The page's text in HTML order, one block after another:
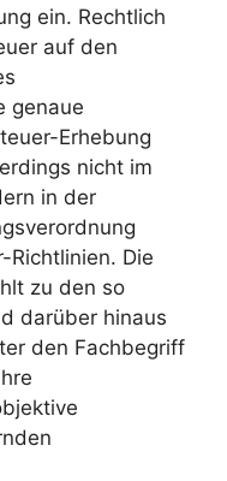
ein. Rechtlich
auf den
genaue
Erhebung
nicht im
in der
Richtlinien. Die
zu den so
darüber hinaus
den Fachbegriff